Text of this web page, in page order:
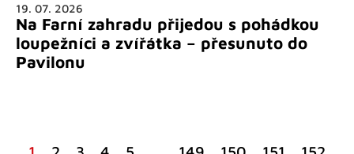
19. 07. 2026
Na Farní zahradu přijedou s pohádkou
loupežníci a zvířátka – přesunuto do
Pavilonu